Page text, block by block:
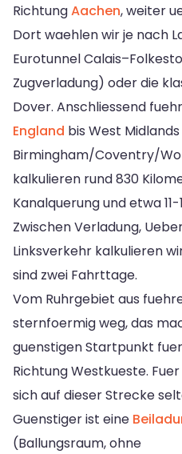
RichtungAachen, weiter
Dort waehlen wir je nach
Eurotunnel
Zugverladung) oder die
Dover. Anschliessend
England bis West
Birmingham/Coventry/
kalkulieren rund 830
Kanalquerung und etwa
Zwischen Verladung,
Linksverkehr kalkulieren
sind zwei Fahrttage.
Vom Ruhrgebiet aus
sternfoermig weg, das
guenstigen Startpunkt
Richtung Westkueste.
sich auf dieser Strecke
Guenstiger ist eine
(Ballungsraum, ohne